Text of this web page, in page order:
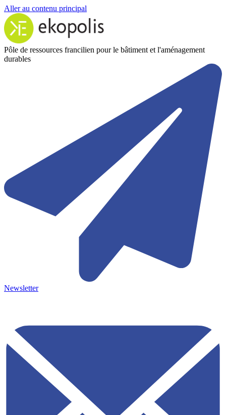
Aller au contenu principal
Pôle de ressources francilien pour le bâtiment et l'aménagement
durables
Newsletter